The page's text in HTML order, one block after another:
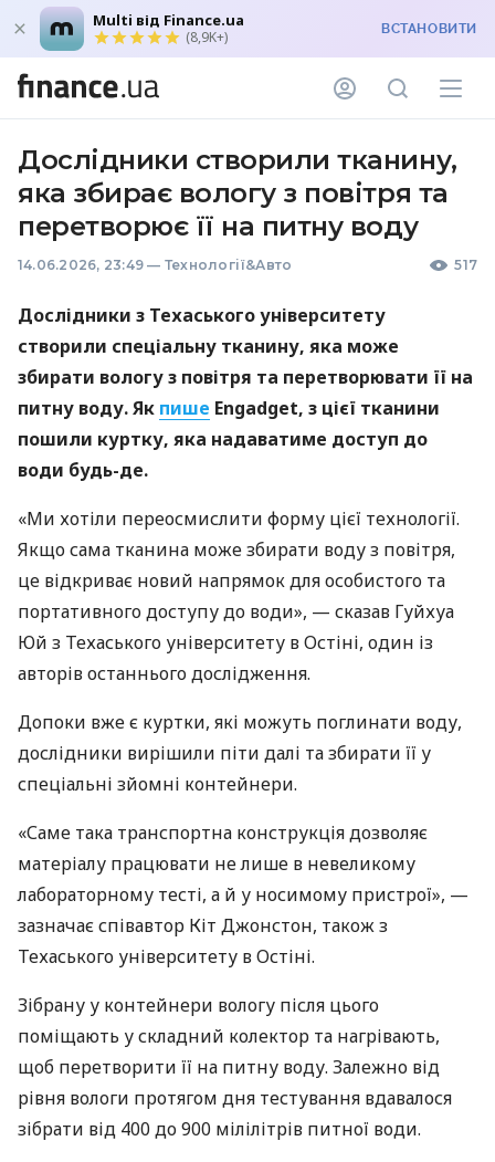
Multi від Finance.ua
(8,9K+) ВСТАНОВИТИ
Дослідники створили тканину,
яка збирає вологу з повітря та
перетворює її на питну воду
14.06.2026, 23:49 — Технології&Авто 517
Дослідники з Техаського університету
створили спеціальну тканину, яка може
збирати вологу з повітря та перетворювати її на
питну воду. Як пише Engadget, з цієї тканини
пошили куртку, яка надаватиме доступ до
води будь-де.
«Ми хотіли переосмислити форму цієї технології.
Якщо сама тканина може збирати воду з повітря,
це відкриває новий напрямок для особистого та
портативного доступу до води», — сказав Гуйхуа
Юй з Техаського університету в Остіні, один із
авторів останнього дослідження.
Допоки вже є куртки, які можуть поглинати воду,
дослідники вирішили піти далі та збирати її у
спеціальні зйомні контейнери.
«Саме така транспортна конструкція дозволяє
матеріалу працювати не лише в невеликому
лабораторному тесті, а й у носимому пристрої», —
зазначає співавтор Кіт Джонстон, також з
Техаського університету в Остіні.
Зібрану у контейнери вологу після цього
поміщають у складний колектор та нагрівають,
щоб перетворити її на питну воду. Залежно від
рівня вологи протягом дня тестування вдавалося
зібрати від 400 до 900 мілілітрів питної води.